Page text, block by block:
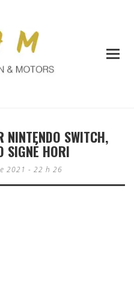
NINTENDO SWITCH,
SIGNÉ HORI
2021 - 22 h 26